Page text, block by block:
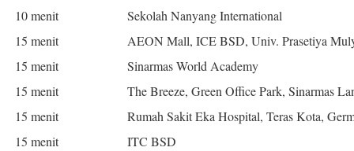
10 menit
Sekolah Nanyang International
15 menit
AEON Mall, ICE BSD, Univ. Prasetiya
15 menit
Sinarmas World Academy
15 menit
The Breeze, Green Office Park, Sinarmas
15 menit
Rumah Sakit Eka Hospital, Teras Kota,
15 menit
ITC BSD